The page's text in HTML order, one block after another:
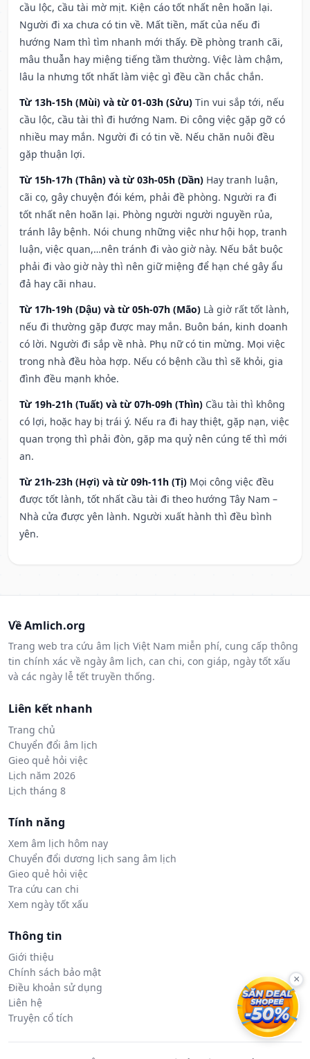
cầu lộc, cầu tài mờ mịt. Kiện cáo tốt nhất nên hoãn lại.
Người đi xa chưa có tin về. Mất tiền, mất của nếu đi
hướng Nam thì tìm nhanh mới thấy. Đề phòng tranh cãi,
mâu thuẫn hay miệng tiếng tầm thường. Việc làm chậm,
lâu la nhưng tốt nhất làm việc gì đều cần chắc chắn.
Từ 13h-15h (Mùi) và từ 01-03h (Sửu) Tin vui sắp tới, nếu
cầu lộc, cầu tài thì đi hướng Nam. Đi công việc gặp gỡ có
nhiều may mắn. Người đi có tin về. Nếu chăn nuôi đều
gặp thuận lợi.
Từ 15h-17h (Thân) và từ 03h-05h (Dần) Hay tranh luận,
cãi cọ, gây chuyện đói kém, phải đề phòng. Người ra đi
tốt nhất nên hoãn lại. Phòng người người nguyền rủa,
tránh lây bệnh. Nói chung những việc như hội họp, tranh
luận, việc quan,…nên tránh đi vào giờ này. Nếu bắt buộc
phải đi vào giờ này thì nên giữ miệng để hạn ché gây ẩu
đả hay cãi nhau.
Từ 17h-19h (Dậu) và từ 05h-07h (Mão) Là giờ rất tốt lành,
nếu đi thường gặp được may mắn. Buôn bán, kinh doanh
có lời. Người đi sắp về nhà. Phụ nữ có tin mừng. Mọi việc
trong nhà đều hòa hợp. Nếu có bệnh cầu thì sẽ khỏi, gia
đình đều mạnh khỏe.
Từ 19h-21h (Tuất) và từ 07h-09h (Thìn) Cầu tài thì không
có lợi, hoặc hay bị trái ý. Nếu ra đi hay thiệt, gặp nạn, việc
quan trọng thì phải đòn, gặp ma quỷ nên cúng tế thì mới
an.
Từ 21h-23h (Hợi) và từ 09h-11h (Tị) Mọi công việc đều
được tốt lành, tốt nhất cầu tài đi theo hướng Tây Nam –
Nhà cửa được yên lành. Người xuất hành thì đều bình
yên.
Về Amlich.org
Trang web tra cứu âm lịch Việt Nam miễn phí, cung cấp thông
tin chính xác về ngày âm lịch, can chi, con giáp, ngày tốt xấu
và các ngày lễ tết truyền thống.
Liên kết nhanh
Trang chủ
Chuyển đổi âm lịch
Gieo quẻ hỏi việc
Lịch năm 2026
Lịch tháng 8
Tính năng
Xem âm lịch hôm nay
Chuyển đổi dương lịch sang âm lịch
Gieo quẻ hỏi việc
Tra cứu can chi
Xem ngày tốt xấu
Thông tin
Giới thiệu
Chính sách bảo mật
Điều khoản sử dụng
Liên hệ
Truyện cổ tích
×